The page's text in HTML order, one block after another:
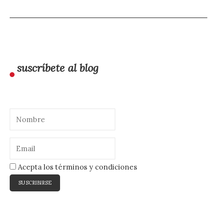
suscríbete al blog
Acepta los términos y condiciones